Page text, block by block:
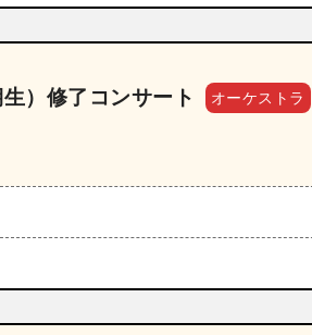
）修了コンサート オーケストラ